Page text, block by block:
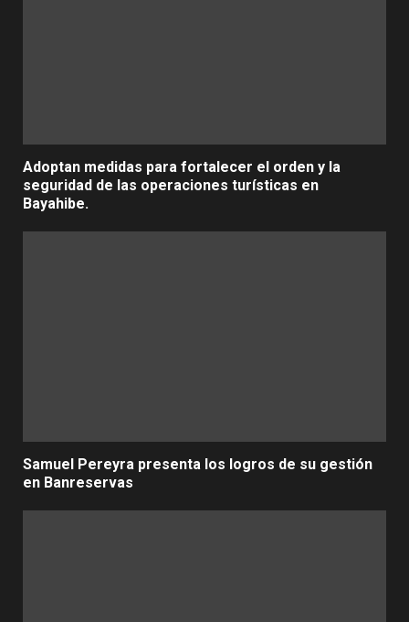
Adoptan medidas para fortalecer el orden y la
seguridad de las operaciones turísticas en
Bayahibe.
Samuel Pereyra presenta los logros de su gestión
en Banreservas